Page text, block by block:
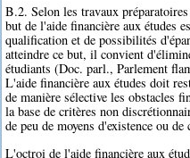
B.2. Selon les travaux
but de l'aide financière aux études
qualification et de possibilités
atteindre ce but, il convient
étudiants (Doc. parl., Parlement
L'aide financière aux études doit
de manière sélective les obstacles
la base de critères non
de peu de moyens d'existence ou
L'octroi de l'aide financière aux